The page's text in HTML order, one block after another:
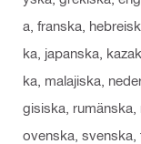
a, franska,
ka, japanska,
ka, malajiska,
gisiska,
ovenska, svenska,